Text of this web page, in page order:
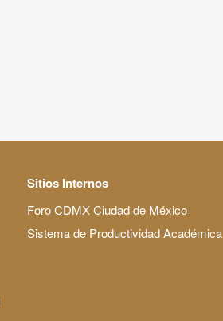
Sitios Internos
Foro CDMX Ciudad de México
Sistema de Productividad Académica